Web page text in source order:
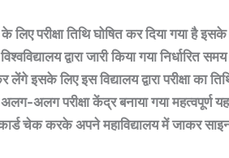
लिए परीक्षा तिथि घोषित कर दिया गया है
द्वारा जारी किया गया निर्धारित समय
लिए इस विद्यालय द्वारा परीक्षा का
अलग परीक्षा केंद्र बनाया गया महत्वपूर्ण
चेक करके अपने महाविद्यालय में जाकर